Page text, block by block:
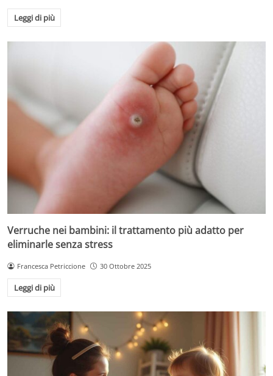
Leggi di più
Verruche nei bambini: il trattamento più adatto per
eliminarle senza stress
Francesca Petriccione 30 Ottobre 2025
Leggi di più